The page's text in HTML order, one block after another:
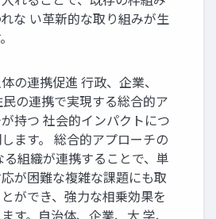
な い革新的な取り組みが生
の連携促進 行政、企業、
の連携で実現する総合的ア
持つ 社会的インパクトにつ
ます。 総合的アプローチの
る組織が連携することで、単
が困難な複雑な課題にも取
ができ、強力な相乗効果を
す。自治体、企業、大 学、